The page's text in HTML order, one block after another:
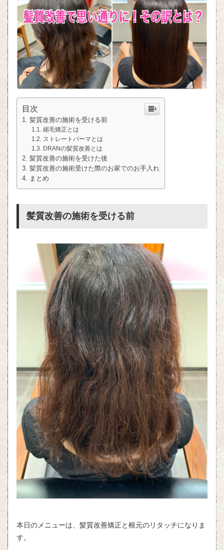
目次
髪質改善の施術を受ける前
縮毛矯正とは
ストレートパーマとは
DRANの髪質改善とは
髪質改善の施術を受けた後
髪質改善の施術受けた際のお家でのお手入れ
まとめ
髪質改善の施術を受ける前
本日のメニューは、髪質改善矯正と根元のリタッチになりま
す。